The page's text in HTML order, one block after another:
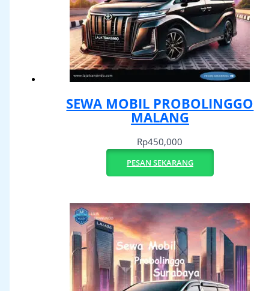
SEWA MOBIL PROBOLINGGO
MALANG
Rp450,000
PESAN SEKARANG